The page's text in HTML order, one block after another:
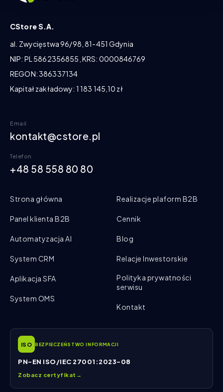
CStore S.A.
al. Zwycięstwa 96/98, 81-451 Gdynia
NIP: PL 5862356855, KRS: 0000846769
REGON: 386337134
Kapitał zakładowy: 1 183 145,10 zł
Email
kontakt@cstore.pl
Telefon
+48 58 558 80 80
Strona główna
Panel klienta B2B
Automatyzacja AI
System CRM
Aplikacja SFA
System OMS
Realizacje plaform B2B
Cennik
Blog
Relacje Inwestorskie
Polityka prywatności
serwisu
Kontakt
ISO BEZPIECZEŃSTWO INFORMACJI
PN-EN ISO/IEC 27001:2023-08
Zobacz certyfikat →